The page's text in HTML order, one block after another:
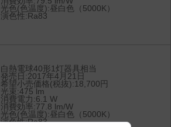
光色(色温度):昼白色（5000K）
演色性:Ra83
白熱電球40形1灯器具相当
発売日:2017年4月21日
希望小売価格(税抜):18,700円
光束:475 lm
消費電力:6.1 W
消費効率:77.8 lm/W
光色(色温度):昼白色（5000K）
演色性:Ra83